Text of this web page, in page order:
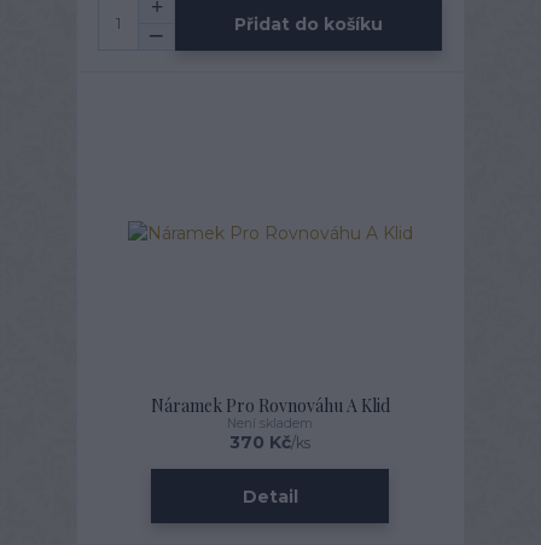
Přidat do košíku
Náramek Pro Rovnováhu A Klid
370 Kč/ks
Není skladem
Detail